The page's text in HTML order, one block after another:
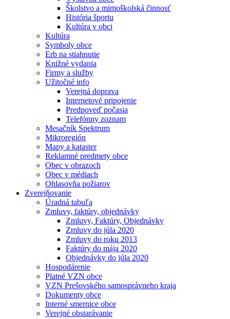
Školstvo a mimoškolská činnosť
História športu
Kultúra v obci
Kultúra
Symboly obce
Erb na stiahnutie
Knižné vydania
Firmy a služby
Užitočné info
Verejná doprava
Internetové pripojenie
Predpoveď počasia
Telefónny zoznam
Mesačník Spektrum
Mikroregión
Mapy a kataster
Reklamné predmety obce
Obec v obrazoch
Obec v médiach
Ohlasovňa požiarov
Zverejňovanie
Úradná tabuľa
Zmluvy, faktúry, objednávky
Zmluvy, Faktúry, Objednávky
Zmluvy do júla 2020
Zmluvy do roku 2013
Faktúry do mája 2020
Objednávky do júla 2020
Hospodárenie
Platné VZN obce
VZN Prešovského samosprávneho kraja
Dokumenty obce
Interné smernice obce
Verejné obstarávanie